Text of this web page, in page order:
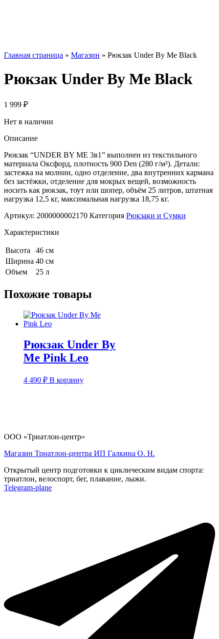
Главная страница » Магазин » Рюкзак Under By Me Black
Рюкзак Under By Me Black
1 999 ₽
Нет в наличии
Описание
Рюкзак “UNDER BY ME 3в1” выполнен из текстильного
материала Оксфорд, плотность 900 Den (280 г/м²). Детали:
застежка на молнии, одно отделение, два внутренних кармана
без застёжки, отделение для мокрых вещей, возможность
носить как рюкзак, тоут или шопер, объём 25 литров, штатная
нагрузка 12,5 кг, максимальная нагрузка 18,75 кг.
Артикул: 2000000002170 Категория Рюкзаки и Сумки
Характеристики
Высота
46 см
Ширина 40 см
Объем
25 л
Похожие товары
Рюкзак Under By
Me Pink Leo
4 490 ₽ В корзину
ООО «Триатлон-центр»
Магазин Триатлон-центра ИП Галкина О. Н.
Открытый центр подготовки к циклическим видам спорта:
триатлон, велоспорт, бег, плавание, лыжи.
Telegram-plane